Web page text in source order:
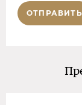
ОТПРАВИТЬ